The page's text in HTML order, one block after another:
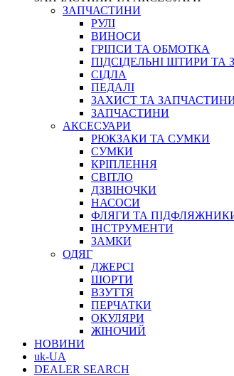
ЗАПЧАСТИНИ
РУЛІ
ВИНОСИ
ГРІПСИ ТА ОБМОТКА
ПІДСІДЕЛЬНІ ШТИРИ ТА
СІДЛА
ПЕДАЛІ
ЗАХИСТ ТА ЗАПЧАСТИНИ
ЗАПЧАСТИНИ
АКСЕСУАРИ
РЮКЗАКИ ТА СУМКИ
СУМКИ
КРІПЛЕННЯ
СВІТЛО
ДЗВІНОЧКИ
НАСОСИ
ФЛЯГИ ТА
ІНСТРУМЕНТИ
ЗАМКИ
ОДЯГ
ДЖЕРСІ
ШОРТИ
ВЗУТТЯ
ПЕРЧАТКИ
ОКУЛЯРИ
ЖІНОЧИЙ
НОВИНИ
uk-UA
DEALER SEARCH